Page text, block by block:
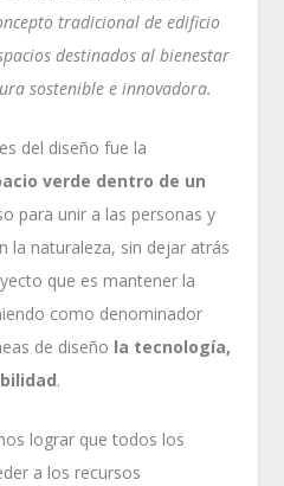
tradicional de edificio
destinados al bienestar
sostenible e innovadora.
del diseño fue la
verde dentro de un
para unir a las personas y
la naturaleza, sin dejar atrás
que es mantener la
como denominador
de diseño la tecnología,
.
lograr que todos los
a los recursos